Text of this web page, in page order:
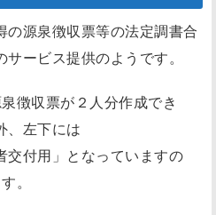
の源泉徴収票等の法定調書合
ービス提供のようです。
徴収票が２人分作成でき
、左下には
交付用」となっていますの
。